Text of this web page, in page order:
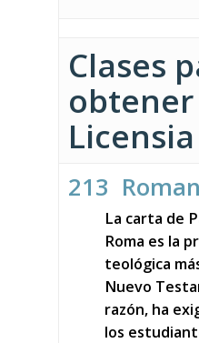
Clases
213
La carta de
Roma es la
teológica
Nuevo
razón, ha
los